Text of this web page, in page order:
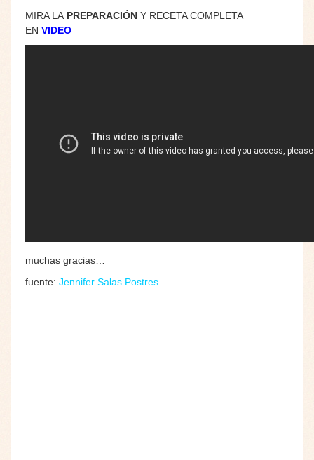
MIRA LA PREPARACIÓN Y RECETA COMPLETA
EN VIDEO
muchas gracias…
fuente: Jennifer Salas Postres